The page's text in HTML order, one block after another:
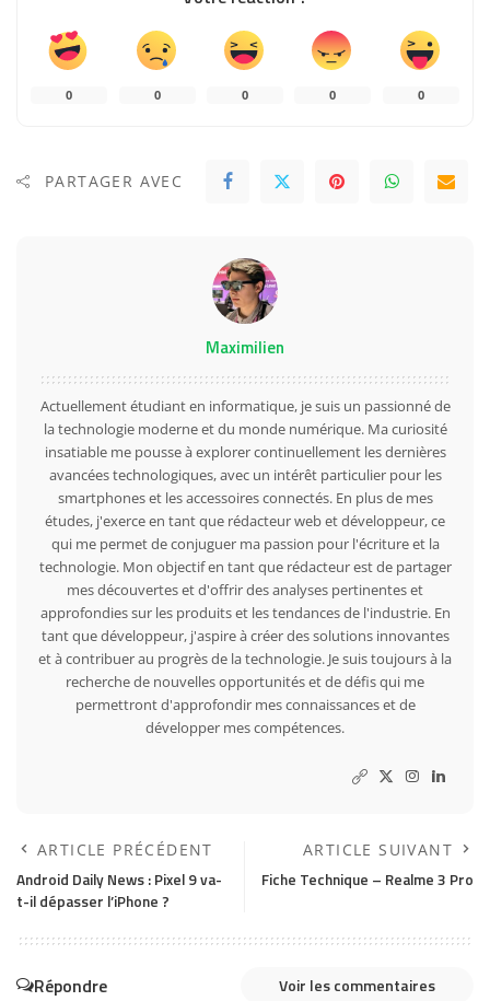
0 0 0 0 0
PARTAGER AVEC
Maximilien
Actuellement étudiant en informatique, je suis un passionné de
la technologie moderne et du monde numérique. Ma curiosité
insatiable me pousse à explorer continuellement les dernières
avancées technologiques, avec un intérêt particulier pour les
smartphones et les accessoires connectés. En plus de mes
études, j'exerce en tant que rédacteur web et développeur, ce
qui me permet de conjuguer ma passion pour l'écriture et la
technologie. Mon objectif en tant que rédacteur est de partager
mes découvertes et d'offrir des analyses pertinentes et
approfondies sur les produits et les tendances de l'industrie. En
tant que développeur, j'aspire à créer des solutions innovantes
et à contribuer au progrès de la technologie. Je suis toujours à la
recherche de nouvelles opportunités et de défis qui me
permettront d'approfondir mes connaissances et de
développer mes compétences.
ARTICLE PRÉCÉDENT
Android Daily News : Pixel 9 va-
t-il dépasser l’iPhone ?
ARTICLE SUIVANT
Fiche Technique – Realme 3 Pro
Répondre Voir les commentaires